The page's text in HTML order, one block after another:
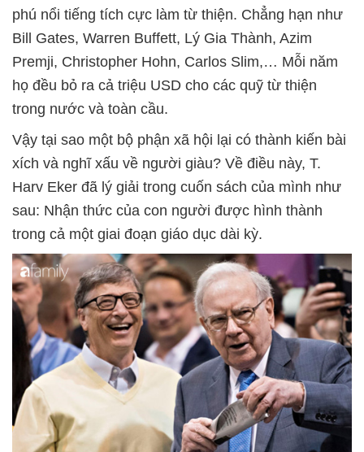
phú nổi tiếng tích cực làm từ thiện. Chẳng hạn như
Bill Gates, Warren Buffett, Lý Gia Thành, Azim
Premji, Christopher Hohn, Carlos Slim,… Mỗi năm
họ đều bỏ ra cả triệu USD cho các quỹ từ thiện
trong nước và toàn cầu.
Vậy tại sao một bộ phận xã hội lại có thành kiến bài
xích và nghĩ xấu về người giàu? Về điều này, T.
Harv Eker đã lý giải trong cuốn sách của mình như
sau: Nhận thức của con người được hình thành
trong cả một giai đoạn giáo dục dài kỳ.